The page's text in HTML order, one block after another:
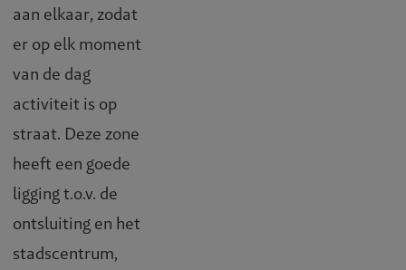
aan elkaar, zodat
er op elk moment
van de dag
activiteit is op
straat. Deze zone
heeft een goede
ligging t.o.v. de
ontsluiting en het
stadscentrum,